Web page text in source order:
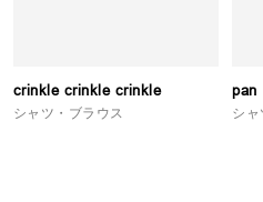
crinkle crinkle crinkle
シャツ・ブラウス
pan
シ